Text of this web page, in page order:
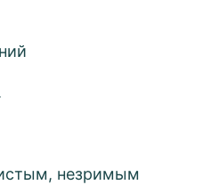
незримым